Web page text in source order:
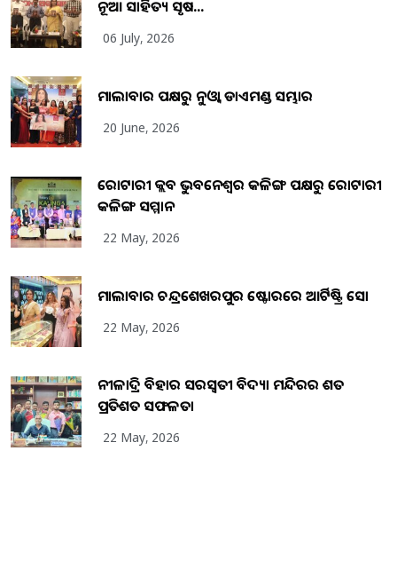
ନୂଆ ସାହିତ୍ୟ ସୃଷ...
06 July, 2026
ମାଲାବାର ପକ୍ଷରୁ ନୁଓ୍ବା ଡାଏମଣ୍ଡ ସମ୍ଭାର
20 June, 2026
ରୋଟାରୀ କ୍ଲବ ଭୁବନେଶ୍ୱର କଳିଙ୍ଗ ପକ୍ଷରୁ ରୋଟାରୀ
କଳିଙ୍ଗ ସମ୍ମାନ
22 May, 2026
ମାଲାବାର ଚନ୍ଦ୍ରଶେଖରପୁର ଷ୍ଟୋରରେ ଆର୍ଟିଷ୍ଟ୍ରି ସୋ
22 May, 2026
ନୀଳାଦ୍ରି ବିହାର ସରସ୍ୱତୀ ବିଦ୍ୟା ମନ୍ଦିରର ଶତ
ପ୍ରତିଶତ ସଫଳତା
22 May, 2026